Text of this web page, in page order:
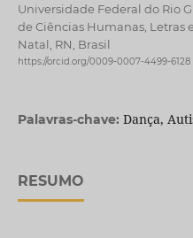
Universidade Federal do Rio
de Ciências Humanas, Letras
Natal, RN, Brasil
https://orcid.org/0009-0007-4499-6128
Palavras-chave: Dança,
RESUMO